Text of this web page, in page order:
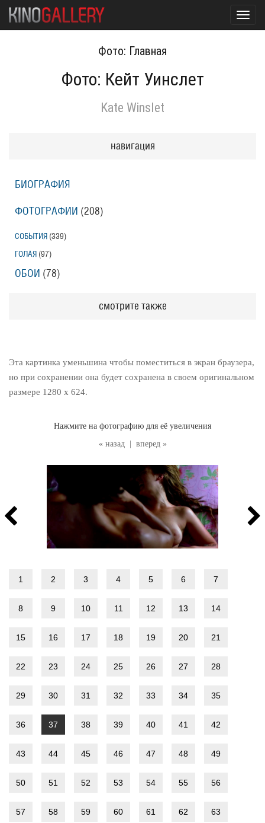
Фото: Главная
Фото: Кейт Уинслет
Kate Winslet
« назад вперед »
Нажмите на фотографию для её увеличения
Эта картинка уменьшина чтобы поместиться в экран браузера,
но при сохранении она будет сохранена в своем оригинальном
размере 1280 x 624.
1 2 3 4 5 6 7
8 9 10 11 12 13 14
15 16 17 18 19 20 21
22 23 24 25 26 27 28
29 30 31 32 33 34 35
36 37 38 39 40 41 42
43 44 45 46 47 48 49
50 51 52 53 54 55 56
57 58 59 60 61 62 63
навигация
БИОГРАФИЯ
ФОТОГРАФИИ (208)
СОБЫТИЯ (339)
ГОЛАЯ (97)
ОБОИ (78)
смотрите также